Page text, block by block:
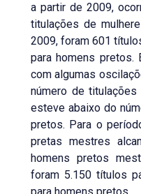
a partir de 2009,
titulações de
2009, foram 601
para homens pretos.
com algumas
número de
esteve abaixo do
pretos. Para o
pretas mestres
homens pretos
foram 5.150 títulos